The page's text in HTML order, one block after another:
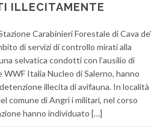
ILLECITAMENTE
Carabinieri Forestale di Cava de’
di servizi di controllo mirati alla
selvatica condotti con l’ausilio di
WWF Italia Nucleo di Salerno, hanno
illecita di avifauna. In località
comune di Angri i militari, nel corso
hanno individuato […]